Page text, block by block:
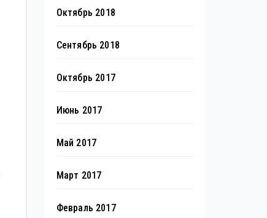
Октябрь 2018
Сентябрь 2018
Октябрь 2017
Июнь 2017
Май 2017
Март 2017
Февраль 2017